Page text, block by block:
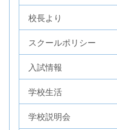
校長より
スクールポリシー
入試情報
学校生活
学校説明会